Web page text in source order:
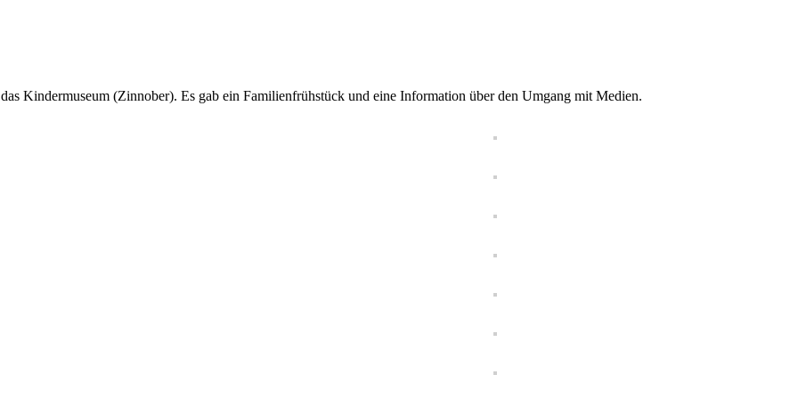
Kindermuseum (Zinnober). Es gab ein Familienfrühstück und eine Information über den Umgang mit Medien.